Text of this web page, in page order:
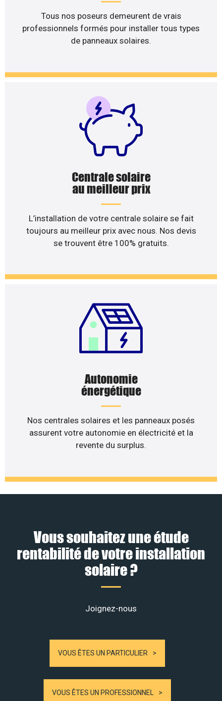
Tous nos poseurs demeurent de vrais
professionnels formés pour installer tous types
de panneaux solaires.
Centrale solaire
au meilleur prix
L’installation de votre centrale solaire se fait
toujours au meilleur prix avec nous. Nos devis
se trouvent être 100% gratuits.
Autonomie
énergétique
Nos centrales solaires et les panneaux posés
assurent votre autonomie en électricité et la
revente du surplus.
Vous souhaitez une étude
rentabilité de votre installation
solaire ?
Joignez-nous
VOUS ÊTES UN PARTICULIER
VOUS ÊTES UN PROFESSIONNEL